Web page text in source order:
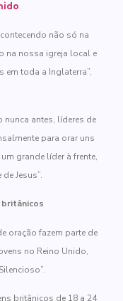
.
não só na
na nossa igreja local e
em toda a Inglaterra”,
nunca antes, líderes de
para orar uns
grande líder à frente,
Jesus”.
oração fazem parte de
no Reino Unido,
britânicos de 18 a 24